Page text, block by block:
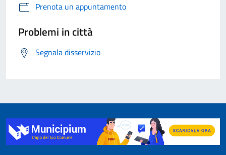
Prenota un appuntamento
Problemi in città
Segnala disservizio